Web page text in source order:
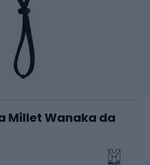
Millet Wanaka da